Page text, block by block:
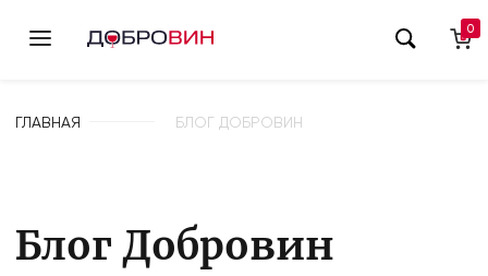
0
ГЛАВНАЯ БЛОГ ДОБРОВИН
Блог Добровин